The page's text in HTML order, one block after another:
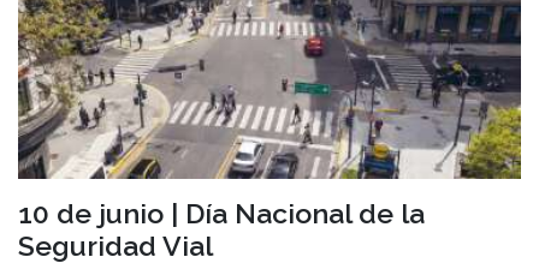
10 de junio | Día Nacional de la
Seguridad Vial